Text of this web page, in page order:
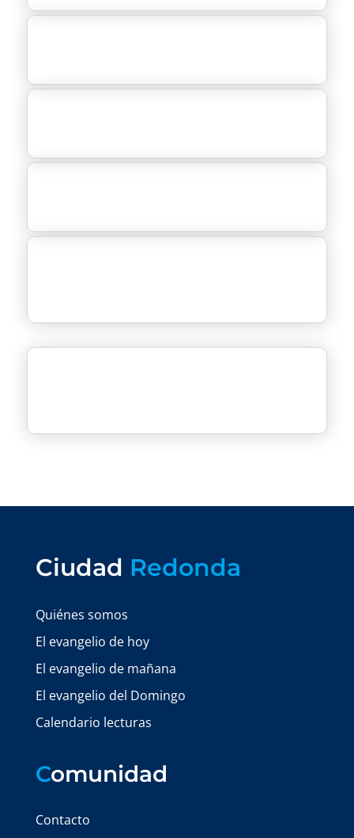
Ciudad Redonda
Quiénes somos
El evangelio de hoy
El evangelio de mañana
El evangelio del Domingo
Calendario lecturas
Comunidad
Contacto